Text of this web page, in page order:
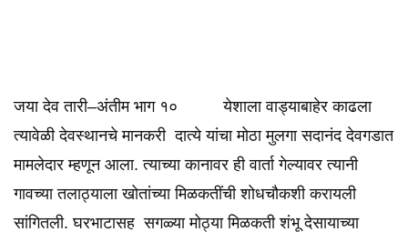
जया देव तारी–अंतीम भाग १० येशाला वाड्याबाहेर काढला
त्यावेळी देवस्थानचे मानकरी दात्ये यांचा मोठा मुलगा सदानंद देवगडात
मामलेदार म्हणून आला. त्याच्या कानावर ही वार्ता गेल्यावर त्यानी
गावच्या तलाठ्याला खोतांच्या मिळकतींची शोधचौकशी करायली
सांगितली. घरभाटासह सगळ्या मोठ्या मिळकती शंभू देसायाच्या